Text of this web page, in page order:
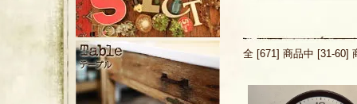
全 [671] 商品中 [31-60]